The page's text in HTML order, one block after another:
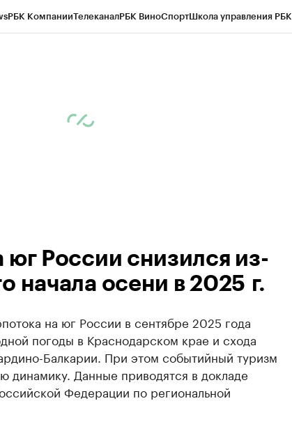
РБК КомпанииТелеканалРБК ВиноСпортШкола управления РБК
юг России снизился из-
начала осени в 2025 г.
на юг России в сентябре 2025 года
погоды в Краснодарском крае и схода
Балкарии. При этом событийный туризм
динамику. Данные приводятся в докладе
Федерации по региональной